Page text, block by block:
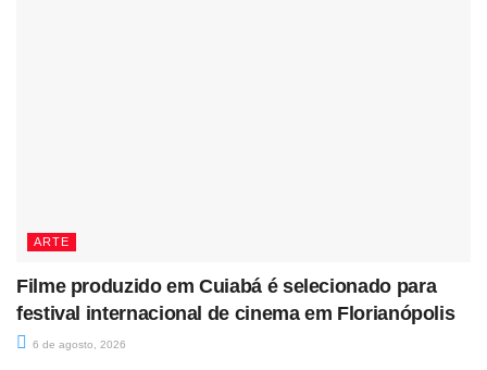
ARTE
Filme produzido em Cuiabá é selecionado para
festival internacional de cinema em Florianópolis
6 de agosto, 2026